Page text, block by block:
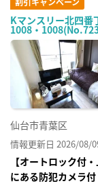
Kマンスリー北四番
1008・
仙台市青葉区
情報更新日 2026/08/
【オートロック
にある防犯カメラ